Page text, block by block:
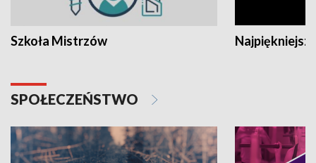
Szkoła Mistrzów
SPOŁECZEŃSTWO